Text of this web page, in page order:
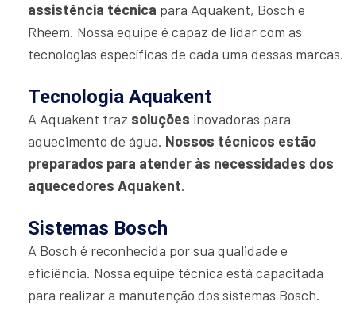
assistência técnica para Aquakent, Bosch e
Rheem. Nossa equipe é capaz de lidar com as
tecnologias específicas de cada uma dessas marcas.
Tecnologia Aquakent
A Aquakent traz soluções inovadoras para
aquecimento de água. Nossos técnicos estão
preparados para atender às necessidades dos
aquecedores Aquakent.
Sistemas Bosch
A Bosch é reconhecida por sua qualidade e
eficiência. Nossa equipe técnica está capacitada
para realizar a manutenção dos sistemas Bosch.